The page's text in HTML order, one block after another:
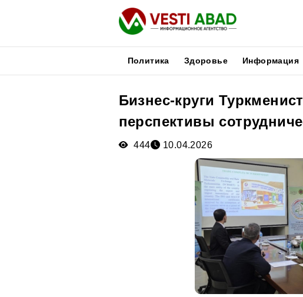
Политика Здоровье Информация
Бизнес-круги
перспективы
444 10.04.2026